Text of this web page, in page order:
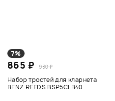
7%
865 ₽ 930 ₽
Набор тростей для кларнета
BENZ REEDS BSP5CLB40